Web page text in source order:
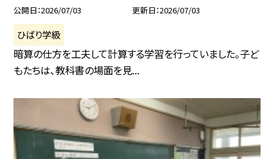
公開日 2026/07/03 更新日 2026/07/03
ひばり学級
暗算の仕方を工夫して計算する学習を行っていました。子ど
もたちは、教科書の場面を見...